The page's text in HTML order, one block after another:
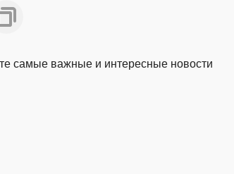
самые важные и интересные новости